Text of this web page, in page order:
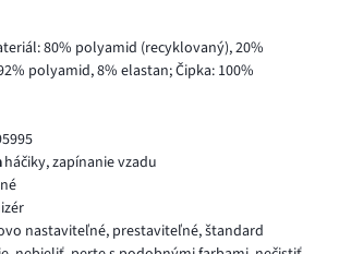
80% polyamid (recyklovaný), 20%
polyamid, 8% elastan; Čipka: 100%
háčiky, zapínanie vzadu
nastaviteľné, prestaviteľné, štandard